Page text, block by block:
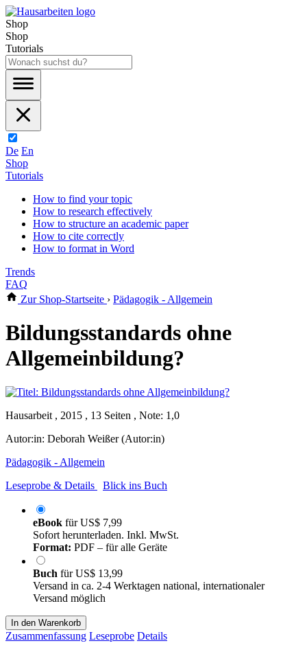
Shop
Shop
Tutorials
De En
Shop
Tutorials
How to find your topic
How to research effectively
How to structure an academic paper
How to cite correctly
How to format in Word
Trends
FAQ
Zur Shop-Startseite › Pädagogik - Allgemein
Bildungsstandards ohne
Allgemeinbildung?
Hausarbeit , 2015 , 13 Seiten , Note: 1,0
Autor:in: Deborah Weißer (Autor:in)
Pädagogik - Allgemein
Leseprobe & Details
Blick ins Buch
eBook fürUS$ 7,99
Sofort herunterladen. Inkl. MwSt.
Format: PDF – für alle Geräte
Buch fürUS$ 13,99
Versand in ca. 2-4 Werktagen national, internationaler
Versand möglich
In den Warenkorb
Zusammenfassung Leseprobe Details